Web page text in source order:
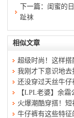
下一篇： 闺蜜的
趾袜
相似文章
超级时尚！这样
我刚才下意识地
还没穿过天丝牛
【LPL老婆】余
火爆潮酷穿搭！
牛仔裤有这些特